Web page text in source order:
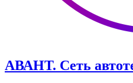
АВАНТ. ​Сеть